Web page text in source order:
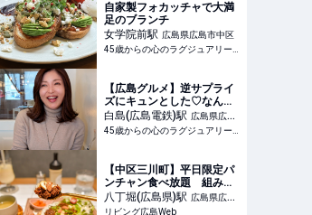
自家製フォカッチャで大満
足のブランチ
女学院前駅 広島県広島市中区
45歳からの心のラグジュアリーメディア
【広島グルメ】逆サプライ
ズにキュンとした♡なんて
可愛いイタリアン！
白島(広島電鉄)駅 広島県広島
市中区
45歳からの心のラグジュアリーメディア
【中区三川町】平日限定パ
ンチャン食べ放題 組み合
わせ無限大「カレーカフェ
アシカ」
八丁堀(広島県)駅 広島県広島
リビング広島Web